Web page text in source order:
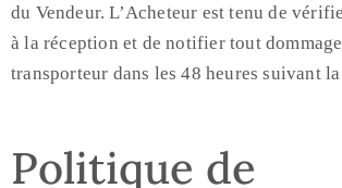
du Vendeur. L’Acheteur est tenu de
à la réception et de notifier tout
transporteur dans les 48 heures suivant
Politique de